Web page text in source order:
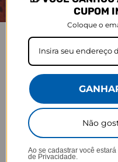
CUPOM
Coloque o
Não
Ao se cadastrar você
de Privacidade.